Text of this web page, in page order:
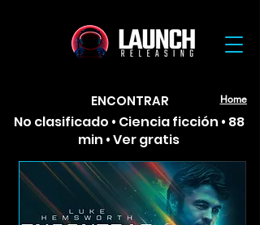
Home
ENCONTRAR
No clasificado • Ciencia ficción • 88
min • Ver gratis